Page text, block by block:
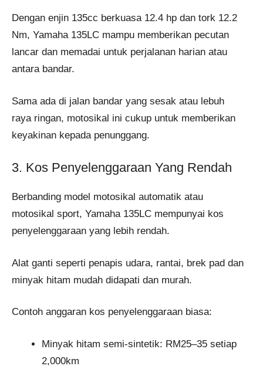
Dengan enjin 135cc berkuasa 12.4 hp dan tork 12.2
Nm, Yamaha 135LC mampu memberikan pecutan
lancar dan memadai untuk perjalanan harian atau
antara bandar.
Sama ada di jalan bandar yang sesak atau lebuh
raya ringan, motosikal ini cukup untuk memberikan
keyakinan kepada penunggang.
3. Kos Penyelenggaraan Yang Rendah
Berbanding model motosikal automatik atau
motosikal sport, Yamaha 135LC mempunyai kos
penyelenggaraan yang lebih rendah.
Alat ganti seperti penapis udara, rantai, brek pad dan
minyak hitam mudah didapati dan murah.
Contoh anggaran kos penyelenggaraan biasa:
Minyak hitam semi-sintetik: RM25–35 setiap
2,000km